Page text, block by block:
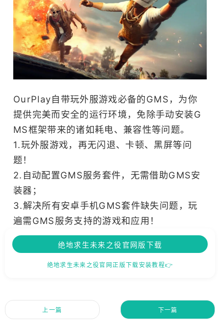
OurPlay自带玩外服游戏必备的GMS，为你
提供完美而安全的运行环境，免除手动安装G
MS框架带来的诸如耗电、兼容性等问题。
1.玩外服游戏，再无闪退、卡顿、黑屏等问
题！
2.自动配置GMS服务套件，无需借助GMS安
装器；
3.解决所有安卓手机GMS套件缺失问题，玩
遍需GMS服务支持的游戏和应用！
绝地求生未来之役官网版下载
绝地求生未来之役官网正版下载安装教程👉
上一篇 下一篇